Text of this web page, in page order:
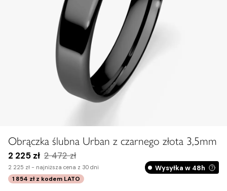
Obrączka ślubna Urban z czarnego złota 3,5mm
2 225 zł 2 472 zł
2 225 zł - najniższa cena z 30 dni
1 854 zł z kodem LATO
Wysyłka w 48h